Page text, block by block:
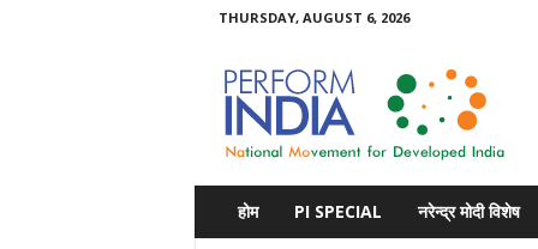
THURSDAY, AUGUST 6, 2026
होम PI SPECIAL नरेन्द्र मोदी विशेष